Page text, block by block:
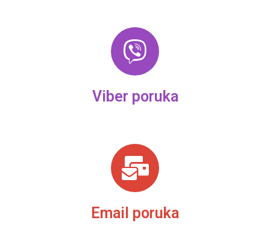
Viber poruka
Email poruka